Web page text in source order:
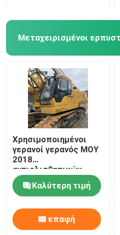
Χρησιμοποιημένοι
γερανοί γερανός MOY
2018
αντιολισθητικών
αλυσίδων XCMG
XGC75
αντιολισθητικών
αλυσίδων από
δεύτερο χέρι 75
τόνου
Καλύτερη τιμή
επαφή